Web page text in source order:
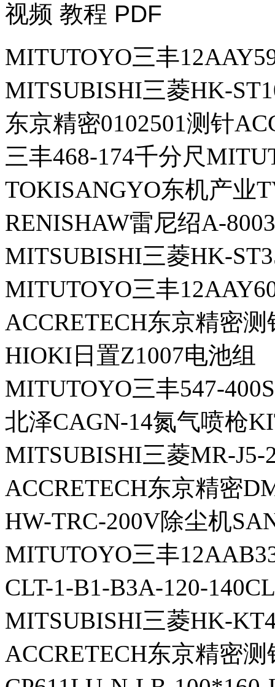
视频 教程 PDF
MITUTOYO三丰
MITSUBISHI三菱HK-
东京精密0102501测针
三丰468-174千分尺
TOKISANGYO东机产业
RENISHAW雷尼绍A-
MITSUBISHI三菱HK-
MITUTOYO三丰
ACCRETECH东京精密测
HIOKI日置Z1007电池组
MITUTOYO三丰547-
北泽CAGN-14氮气喷枪
MITSUBISHI三菱MR-J5-
ACCRETECH东京精密
HW-TRC-200V除尘机
MITUTOYO三丰
CLT-1-B1-B3A-120-
MITSUBISHI三菱HK-
ACCRETECH东京精密测